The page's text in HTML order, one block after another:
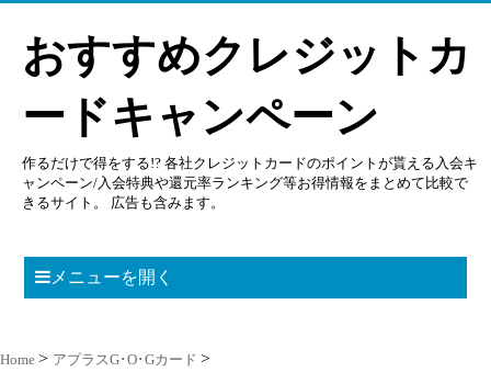
おすすめクレジットカ
ードキャンペーン
作るだけで得をする!? 各社クレジットカードのポイントが貰える入会キ
ャンペーン/入会特典や還元率ランキング等お得情報をまとめて比較で
きるサイト。 広告も含みます。
メニューを開く
Home アプラスG･O･Gカード